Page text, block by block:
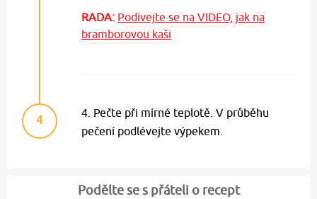
RADA: Podívejte se na VIDEO, jak na
bramborovou kaši
4
4. Pečte při mírné teplotě. V průběhu
pečení podlévejte výpekem.
Podělte se s přáteli o recept